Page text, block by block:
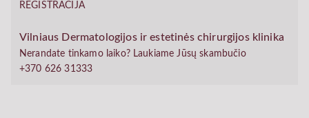
REGISTRACIJA
Vilniaus Dermatologijos ir estetinės chirurgijos klinika
Nerandate tinkamo laiko? Laukiame Jūsų skambučio
+370 626 31333